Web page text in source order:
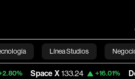
Línea Studios
English
X 133.24 +16.01% Dólar Oficial